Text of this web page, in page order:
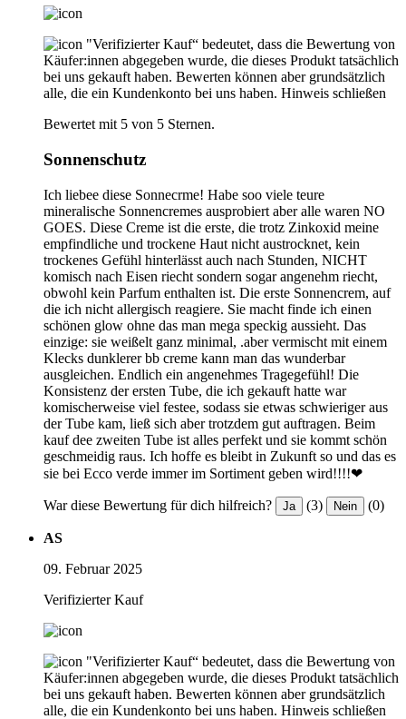
"Verifizierter Kauf“ bedeutet, dass die Bewertung von
Käufer:innen abgegeben wurde, die dieses Produkt tatsächlich
bei uns gekauft haben. Bewerten können aber grundsätzlich
alle, die ein Kundenkonto bei uns haben. Hinweis schließen
Bewertet mit 5 von 5 Sternen.
Sonnenschutz
Ich liebee diese Sonnecrme! Habe soo viele teure
mineralische Sonnencremes ausprobiert aber alle waren NO
GOES. Diese Creme ist die erste, die trotz Zinkoxid meine
empfindliche und trockene Haut nicht austrocknet, kein
trockenes Gefühl hinterlässt auch nach Stunden, NICHT
komisch nach Eisen riecht sondern sogar angenehm riecht,
obwohl kein Parfum enthalten ist. Die erste Sonnencrem, auf
die ich nicht allergisch reagiere. Sie macht finde ich einen
schönen glow ohne das man mega speckig aussieht. Das
einzige: sie weißelt ganz minimal, .aber vermischt mit einem
Klecks dunklerer bb creme kann man das wunderbar
ausgleichen. Endlich ein angenehmes Tragegefühl! Die
Konsistenz der ersten Tube, die ich gekauft hatte war
komischerweise viel festee, sodass sie etwas schwieriger aus
der Tube kam, ließ sich aber trotzdem gut auftragen. Beim
kauf dee zweiten Tube ist alles perfekt und sie kommt schön
geschmeidig raus. Ich hoffe es bleibt in Zukunft so und das es
sie bei Ecco verde immer im Sortiment geben wird!!!!❤
War diese Bewertung für dich hilfreich? Ja (3) Nein (0)
AS
09. Februar 2025
Verifizierter Kauf
"Verifizierter Kauf“ bedeutet, dass die Bewertung von
Käufer:innen abgegeben wurde, die dieses Produkt tatsächlich
bei uns gekauft haben. Bewerten können aber grundsätzlich
alle, die ein Kundenkonto bei uns haben. Hinweis schließen